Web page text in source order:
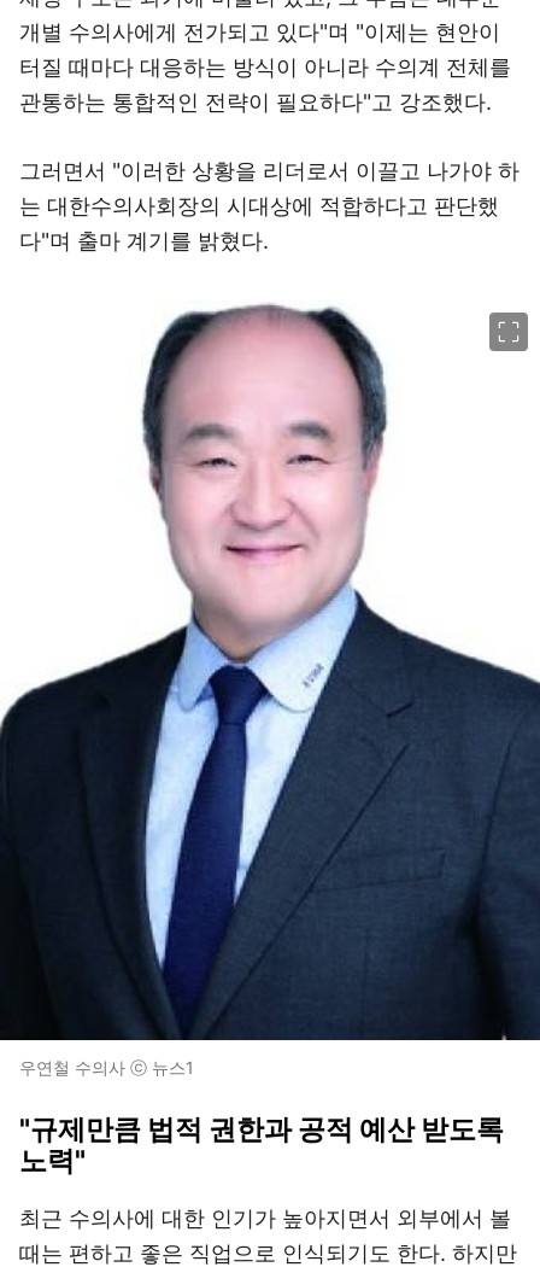
개별 수의사에게 전가되고 있다"며 "이제는 현안이
터질 때마다 대응하는 방식이 아니라 수의계 전체를
관통하는 통합적인 전략이 필요하다"고 강조했다.
그러면서 "이러한 상황을 리더로서 이끌고 나가야 하
는 대한수의사회장의 시대상에 적합하다고 판단했
다"며 출마 계기를 밝혔다.
우연철 수의사 ⓒ 뉴스1
"규제만큼 법적 권한과 공적 예산 받도록
노력"
최근 수의사에 대한 인기가 높아지면서 외부에서 볼
때는 편하고 좋은 직업으로 인식되기도 한다. 하지만